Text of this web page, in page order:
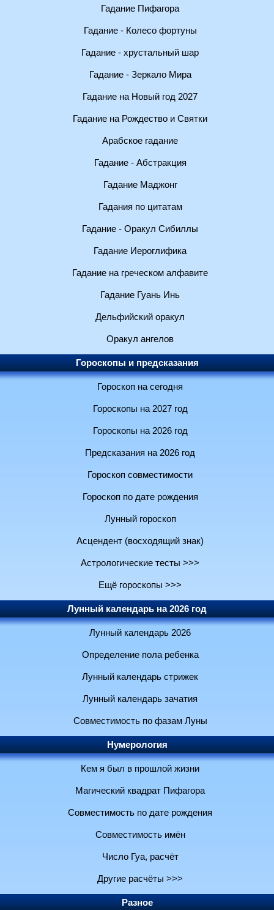
Гадание Пифагора
Гадание - Колесо фортуны
Гадание - хрустальный шар
Гадание - Зеркало Мира
Гадание на Новый год 2027
Гадание на Рождество и Святки
Арабское гадание
Гадание - Абстракция
Гадание Маджонг
Гадания по цитатам
Гадание - Оракул Сибиллы
Гадание Иероглифика
Гадание на греческом алфавите
Гадание Гуань Инь
Дельфийский оракул
Оракул ангелов
Гороскопы и предсказания
Гороскоп на сегодня
Гороскопы на 2027 год
Гороскопы на 2026 год
Предсказания на 2026 год
Гороскоп совместимости
Гороскоп по дате рождения
Лунный гороскоп
Асцендент (восходящий знак)
Астрологические тесты >>>
Ещё гороскопы >>>
Лунный календарь на 2026 год
Лунный календарь 2026
Определение пола ребенка
Лунный календарь стрижек
Лунный календарь зачатия
Совместимость по фазам Луны
Нумерология
Кем я был в прошлой жизни
Магический квадрат Пифагора
Совместимость по дате рождения
Совместимость имён
Число Гуа, расчёт
Другие расчёты >>>
Разное